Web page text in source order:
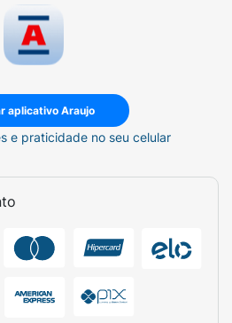
aplicativo Araujo
e praticidade no seu celular